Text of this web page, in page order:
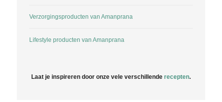
Verzorgingsproducten van Amanprana
Lifestyle producten van Amanprana
Laat je inspireren door onze vele verschillende recepten.